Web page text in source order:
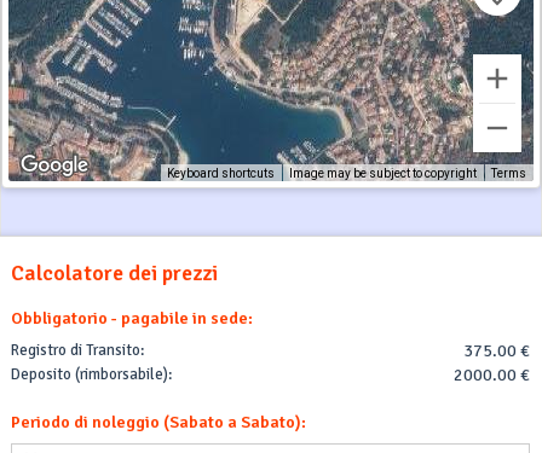
Keyboard shortcuts Image may be subject to copyright Terms
Calcolatore dei prezzi
Obbligatorio - pagabile in sede:
Registro di Transito: 375.00 €
Deposito (rimborsabile): 2000.00 €
Periodo di noleggio (Sabato a Sabato):